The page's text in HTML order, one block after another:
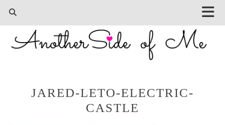
JARED-LETO-ELECTRIC-
CASTLE